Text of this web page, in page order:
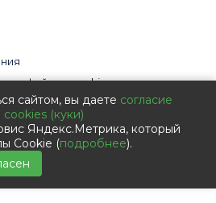
файлов cookies
данных с помощью сервиса
персональных данных
данных
сайтом, вы даете согласие
(куки)
Яндекс.Метрика, который
Cookie (подробнее).